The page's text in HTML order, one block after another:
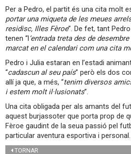
Per a Pedro, el partit és una cita molt
portar una miqueta de les meues
residisc, Illes Fèroe”. De fet, tant
tenen “l‘entrada treta des de
marcat en el calendari com una cita
Pedro i Julia estaran en l’estadi
“cadascun al seu país” però els dos
allí ja que, a més, “tenim diversos
i estem molt il·lusionats”.
Una cita obligada per als amants del
aquest burjassoter que porta prop de
Fèroe gaudint de la seua passió pel
particular aventura esportiva i personal.
TORNAR